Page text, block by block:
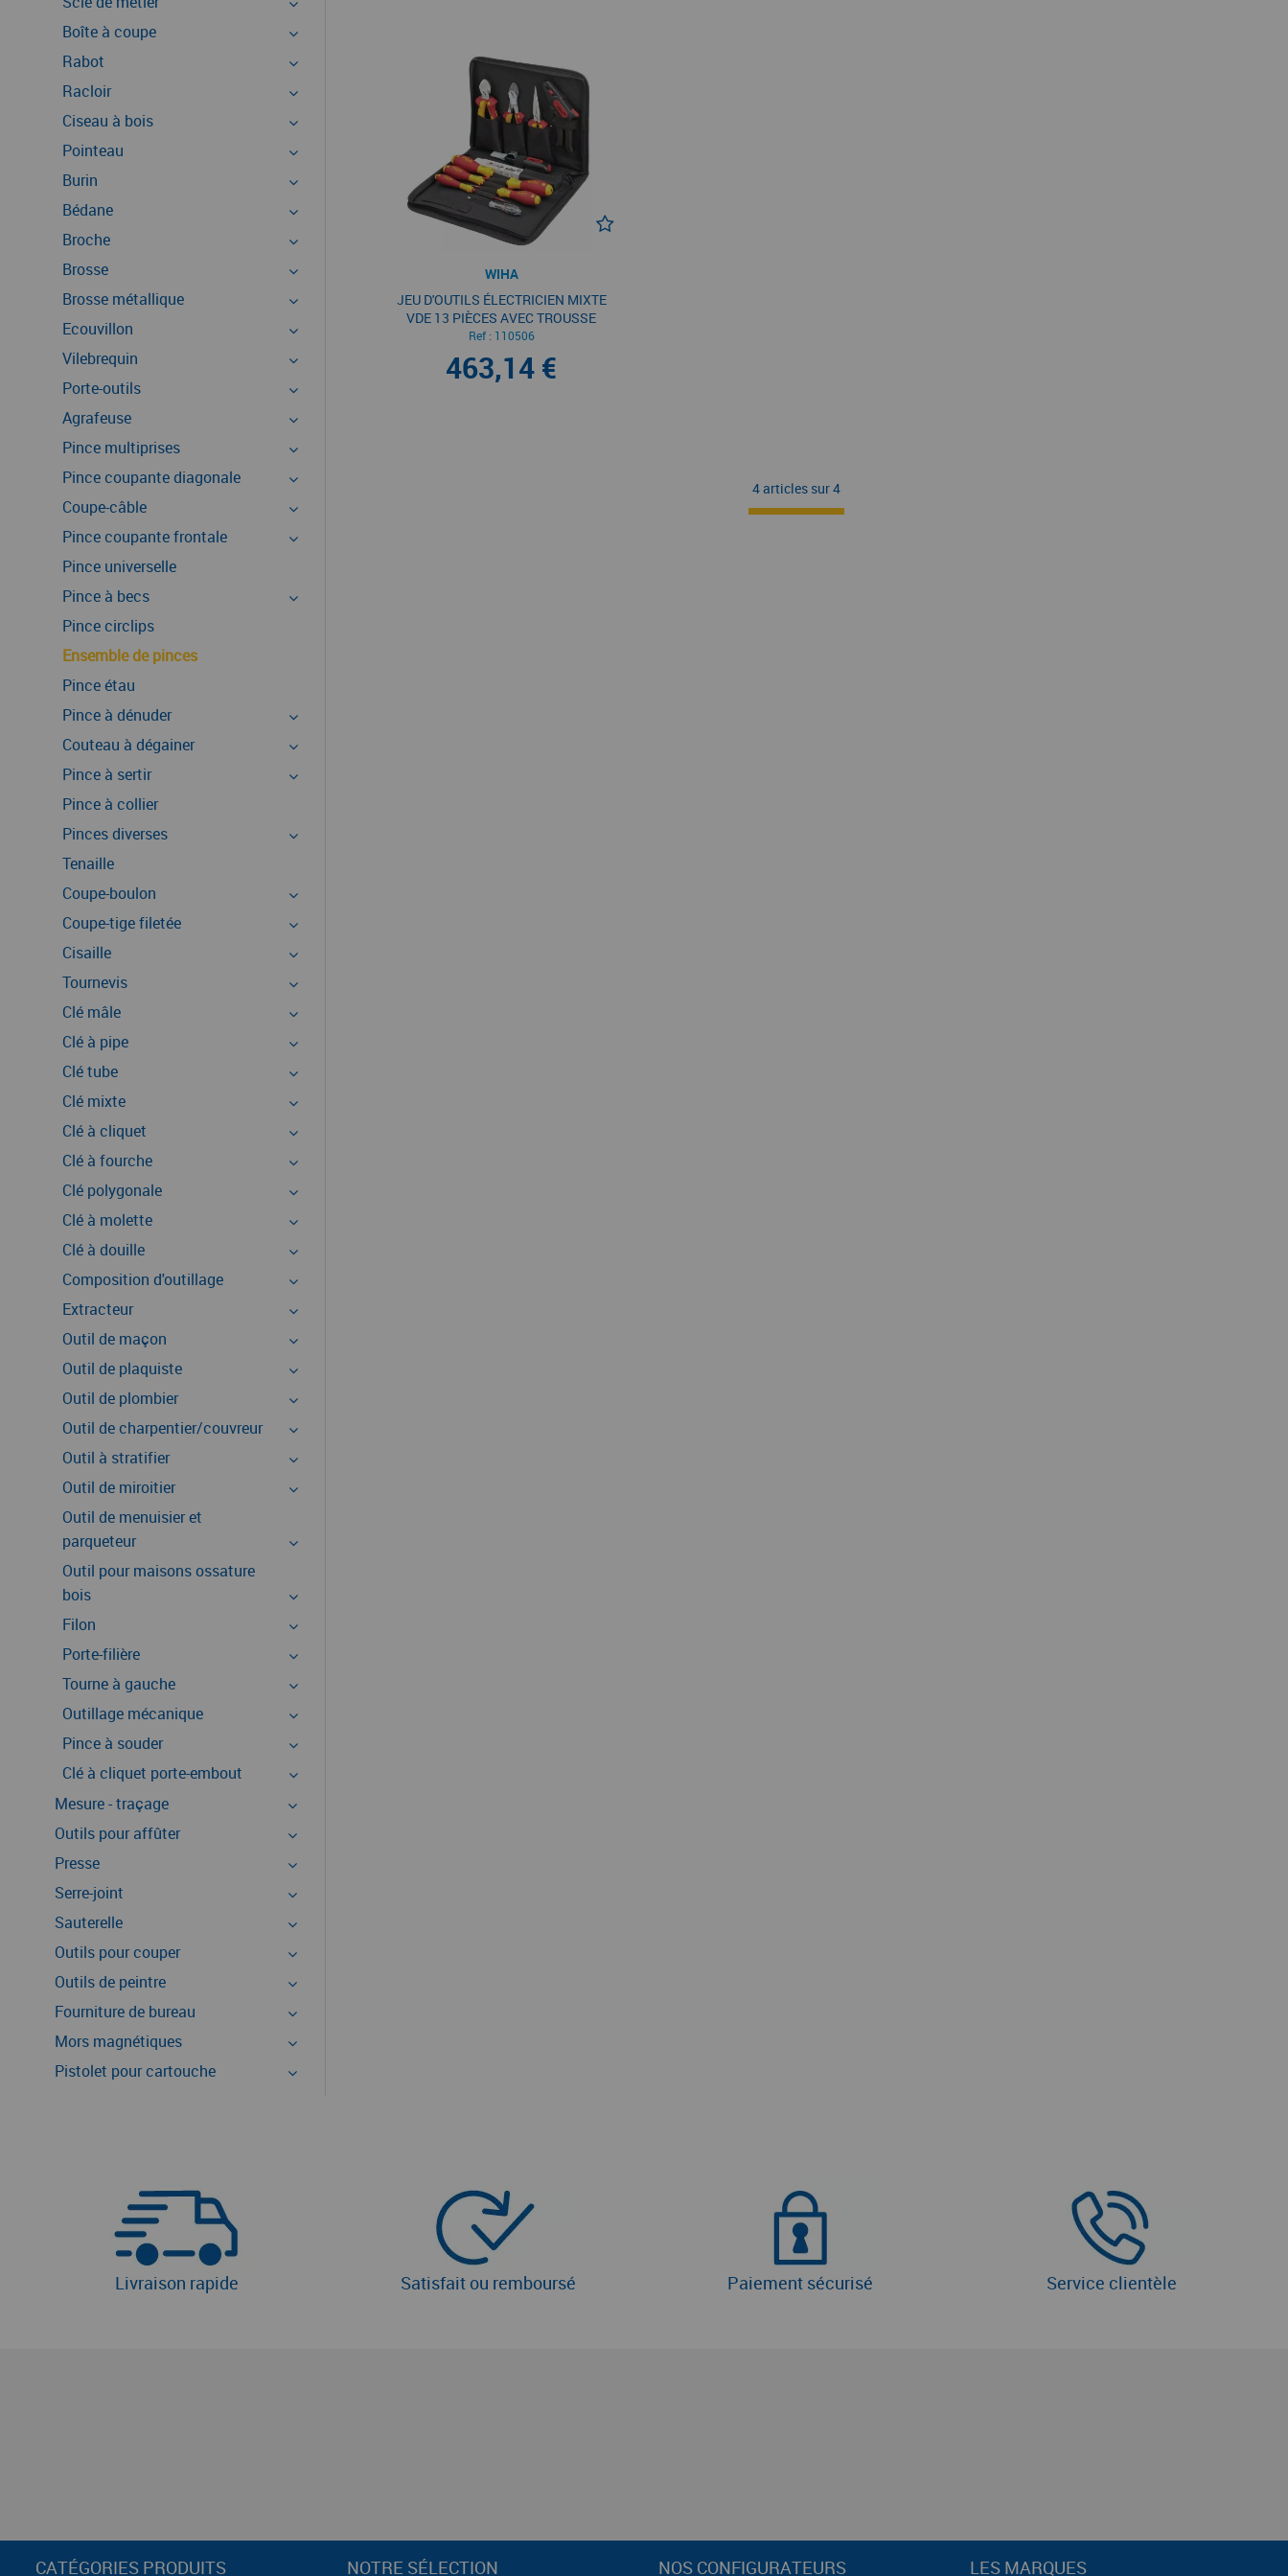
Boîte à coupe
Rabot
Racloir
Ciseau à bois
Pointeau
Burin
Bédane
Broche
Brosse
Brosse métallique
Ecouvillon
Vilebrequin
Porte-outils
Agrafeuse
Pince multiprises
Pince coupante diagonale
Coupe-câble
Pince coupante frontale
Pince universelle
Pince à becs
Pince circlips
Ensemble de pinces
Pince étau
Pince à dénuder
Couteau à dégainer
Pince à sertir
Pince à collier
Pinces diverses
Tenaille
Coupe-boulon
Coupe-tige filetée
Cisaille
Tournevis
Clé mâle
Clé à pipe
Clé tube
Clé mixte
Clé à cliquet
Clé à fourche
Clé polygonale
Clé à molette
Clé à douille
Composition d'outillage
Extracteur
Outil de maçon
Outil de plaquiste
Outil de plombier
Outil de charpentier/couvreur
Outil à stratifier
Outil de miroitier
Outil de menuisier et
parqueteur
Outil pour maisons ossature
bois
Filon
Porte-filière
Tourne à gauche
Outillage mécanique
Pince à souder
Clé à cliquet porte-embout
Mesure - traçage
Outils pour affûter
Presse
Serre-joint
Sauterelle
Outils pour couper
Outils de peintre
Fourniture de bureau
Mors magnétiques
Pistolet pour cartouche
WIHA
JEU D'OUTILS ÉLECTRICIEN MIXTE
VDE 13 PIÈCES AVEC TROUSSE
Ref : 110506
463,14 €
4 articles sur4
Livraison rapide Satisfait ou remboursé Paiement sécurisé Service clientèle
CATÉGORIES PRODUITS NOTRE SÉLECTION NOS CONFIGURATEURS LES MARQUES